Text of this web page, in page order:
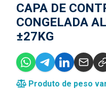
CAPA DE
CONGELADA
±27KG
Produto de peso